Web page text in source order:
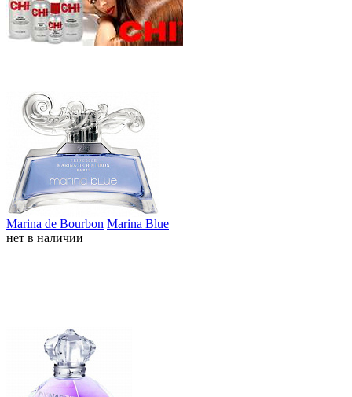
Marina de Bourbon Marina Blue
нет в наличии